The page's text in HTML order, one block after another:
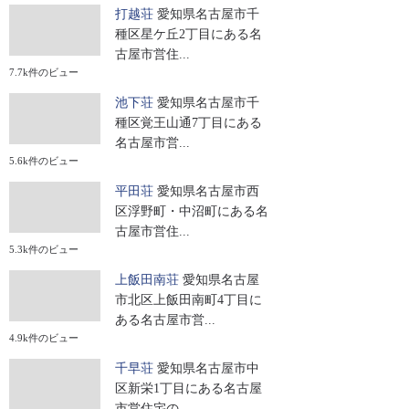
打越荘 愛知県名古屋市千
種区星ケ丘2丁目にある名
古屋市営住...
7.7k件のビュー
池下荘 愛知県名古屋市千
種区覚王山通7丁目にある
名古屋市営...
5.6k件のビュー
平田荘 愛知県名古屋市西
区浮野町・中沼町にある名
古屋市営住...
5.3k件のビュー
上飯田南荘 愛知県名古屋
市北区上飯田南町4丁目に
ある名古屋市営...
4.9k件のビュー
千早荘 愛知県名古屋市中
区新栄1丁目にある名古屋